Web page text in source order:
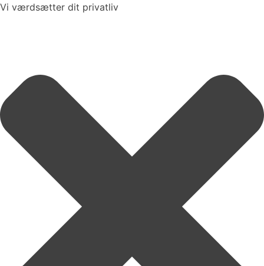
Vi værdsætter dit privatliv